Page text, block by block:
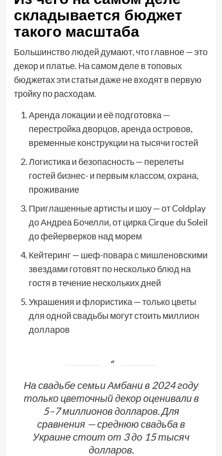
складывается бюджет
такого масштаба
Большинство людей думают, что главное — это
декор и платье. На самом деле в топовых
бюджетах эти статьи даже не входят в первую
тройку по расходам.
Аренда локации и её подготовка —
перестройка дворцов, аренда островов,
временные конструкции на тысячи гостей
Логистика и безопасность — перелеты
гостей бизнес- и первым классом, охрана,
проживание
Приглашенные артисты и шоу — от Coldplay
до Андреа Бочелли, от цирка Cirque du Soleil
до фейерверков над морем
Кейтеринг — шеф-повара с мишленовскими
звездами готовят по несколько блюд на
гостя в течение нескольких дней
Украшения и флористика — только цветы
для одной свадьбы могут стоить миллион
долларов
На свадьбе семьи Амбани в 2024 году
только цветочный декор оценивали в
5–7 миллионов долларов. Для
сравнения — среднюю свадьба в
Украине стоит от 3 до 15 тысяч
долларов.